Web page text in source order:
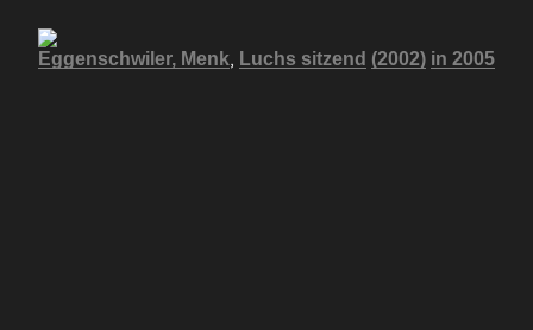
Eggenschwiler, Menk, Luchs sitzend (2002) in 2005